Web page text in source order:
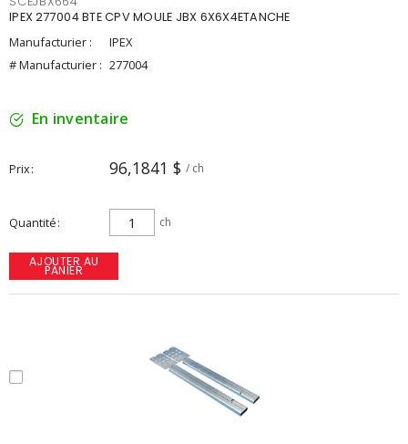
IPEX 277004 BTE CPV MOULE JBX 6X6X4ETANCHE
Manufacturier :
IPEX
# Manufacturier : 277004
En inventaire
Prix 96,1841 $ / ch
Quantité ch
AJOUTER AU
PANIER